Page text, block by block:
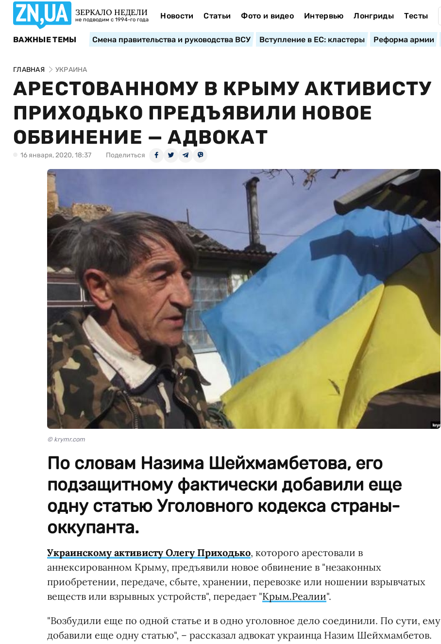
ЗЕРКАЛО НЕДЕЛИ
не подводим с 1994-го года Новости Статьи Фото и видео Интервью Лонгриды Тесты
ВАЖНЫЕ ТЕМЫ Смена правительства и руководства ВСУ Вступление в ЕС: кластеры Реформа армии
ГЛАВНАЯ УКРАИНА
АРЕСТОВАННОМУ В КРЫМУ АКТИВИСТУ
ПРИХОДЬКО ПРЕДЪЯВИЛИ НОВОЕ
ОБВИНЕНИЕ — АДВОКАТ
16 января, 2020, 18:37 Поделиться
© krymr.com
По словам Назима Шейхмамбетова, его
подзащитному фактически добавили еще
одну статью Уголовного кодекса страны-
оккупанта.
Украинскому активисту Олегу Приходько, которого арестовали в
аннексированном Крыму, предъявили новое обвинение в "незаконных
приобретении, передаче, сбыте, хранении, перевозке или ношении взрывчатых
веществ или взрывных устройств​", передает "Крым.Реалии".
"Возбудили еще по одной статье и в одно уголовное дело соединили. По сути, ему
добавили еще одну статью", – рассказал адвокат украинца Назим Шейхмамбетов.